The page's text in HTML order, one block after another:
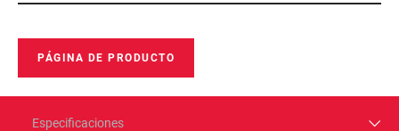
PÁGINA DE PRODUCTO
Especificaciones